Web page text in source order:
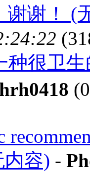
谢谢！ (
种很卫
hrh0418
内容) -